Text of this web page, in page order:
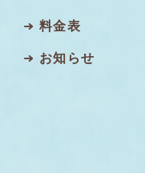
料金表
お知らせ